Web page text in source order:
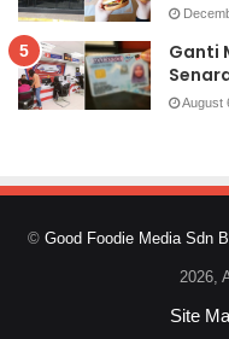
Ganti
August
© Good Foodie Media Sdn
2026,
Site